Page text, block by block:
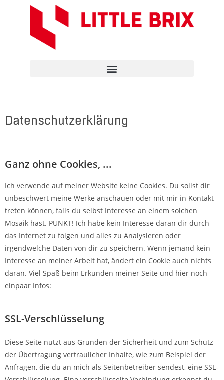
Datenschutzerklärung
Ganz ohne Cookies, ...
Ich verwende auf meiner Website keine Cookies. Du sollst dir
unbeschwert meine Werke anschauen oder mit mir in Kontakt
treten können, falls du selbst Interesse an einem solchen
Mosaik hast. PUNKT! Ich habe kein Interesse daran dir durch
das Internet zu folgen und alles zu Analysieren oder
irgendwelche Daten von dir zu speichern. Wenn jemand kein
Interesse an meiner Arbeit hat, ändert ein Cookie auch nichts
daran. Viel Spaß beim Erkunden meiner Seite und hier noch
einpaar Infos:
SSL-Verschlüsselung
Diese Seite nutzt aus Gründen der Sicherheit und zum Schutz
der Übertragung vertraulicher Inhalte, wie zum Beispiel der
Anfragen, die du an mich als Seitenbetreiber sendest, eine SSL-